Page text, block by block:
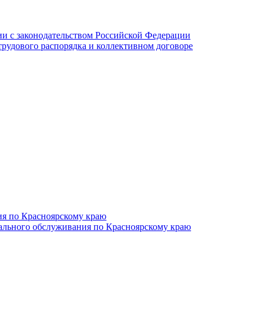
законодательством Российской Федерации
распорядка и коллективном договоре
по Красноярскому краю
обслуживания по Красноярскому краю